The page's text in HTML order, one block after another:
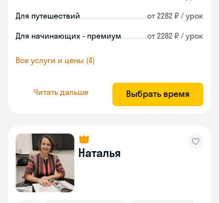
Для путешествий от 2282 ₽ / урок
Для начинающих - премиум от 2282 ₽ / урок
Все услуги и цены (4)
Читать дальше Выбрать время
Наталья